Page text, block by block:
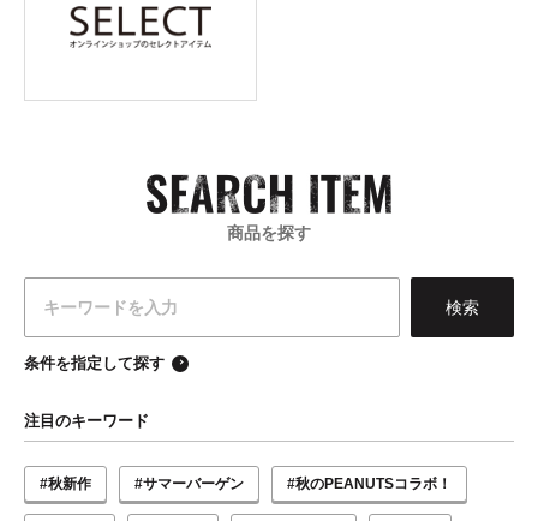
商品を探す
条件を指定して探す
注目のキーワード
#秋新作 #サマーバーゲン #秋のPEANUTSコラボ！